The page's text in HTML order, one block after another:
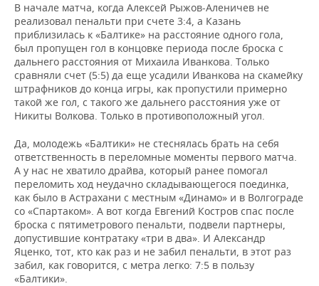
В начале матча, когда Алексей Рыжов-Аленичев не
реализовал пенальти при счете 3:4, а Казань
приблизилась к «Балтике» на расстояние одного гола,
был пропущен гол в концовке периода после броска с
дальнего расстояния от Михаила Иванкова. Только
сравняли счет (5:5) да еще усадили Иванкова на скамейку
штрафников до конца игры, как пропустили примерно
такой же гол, с такого же дальнего расстояния уже от
Никиты Волкова. Только в противоположный угол.
Да, молодежь «Балтики» не стеснялась брать на себя
ответственность в переломные моменты первого матча.
А у нас не хватило драйва, который ранее помогал
переломить ход неудачно складывающегося поединка,
как было в Астрахани с местным «Динамо» и в Волгограде
со «Спартаком». А вот когда Евгений Костров спас после
броска с пятиметрового пенальти, подвели партнеры,
допустившие контратаку «три в два». И Александр
Яценко, тот, кто как раз и не забил пенальти, в этот раз
забил, как говорится, с метра легко: 7:5 в пользу
«Балтики».